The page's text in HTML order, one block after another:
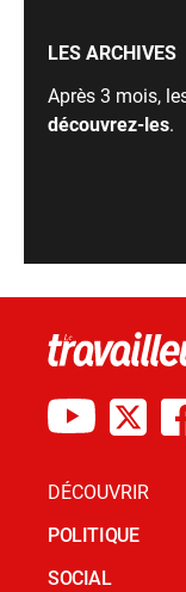
LES ARCHIVES
Après 3 mois,
découvrez-les.
DÉCOUVRIR
POLITIQUE
SOCIAL